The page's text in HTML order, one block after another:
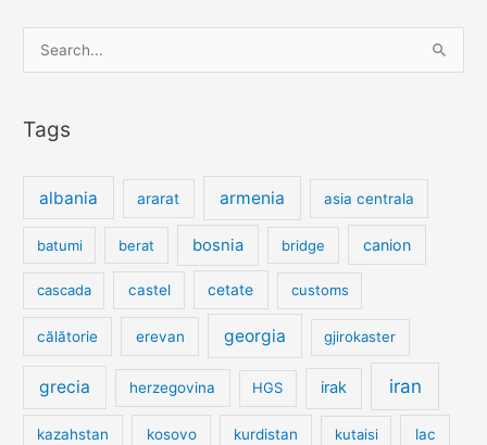
for:
Tags
albania ararat armenia asia centrala
batumi berat bosnia bridge canion
cascada castel cetate customs
călătorie erevan georgia gjirokaster
grecia herzegovina HGS irak iran
kazahstan kosovo kurdistan kutaisi lac